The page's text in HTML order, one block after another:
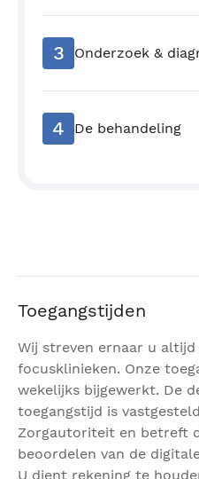
3 Onderzoek &
4 De behandeling
Toegangstijden
Wij streven ernaar u
focusklinieken. Onze
wekelijks bijgewerkt. De
toegangstijd is
Zorgautoriteit en betreft
beoordelen van de
U dient rekening te